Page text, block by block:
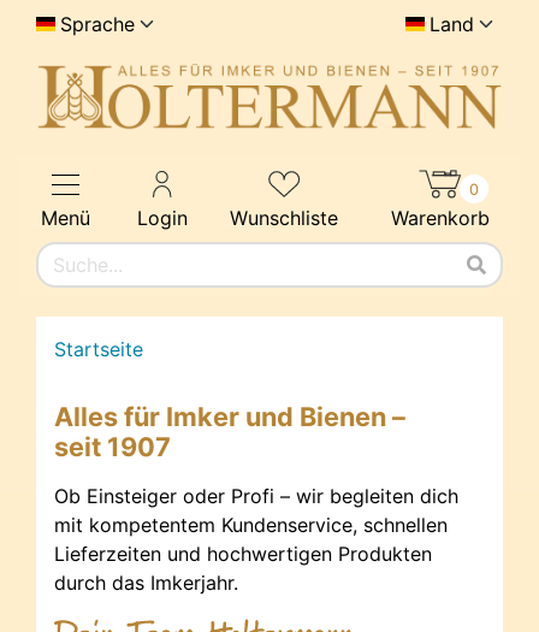
Sprache Land
Menü Login Wunschliste Warenkorb
0
Startseite
Alles für Imker und Bienen –
seit 1907
Ob Einsteiger oder Profi – wir begleiten dich
mit kompetentem Kundenservice, schnellen
Lieferzeiten und hochwertigen Produkten
durch das Imkerjahr.